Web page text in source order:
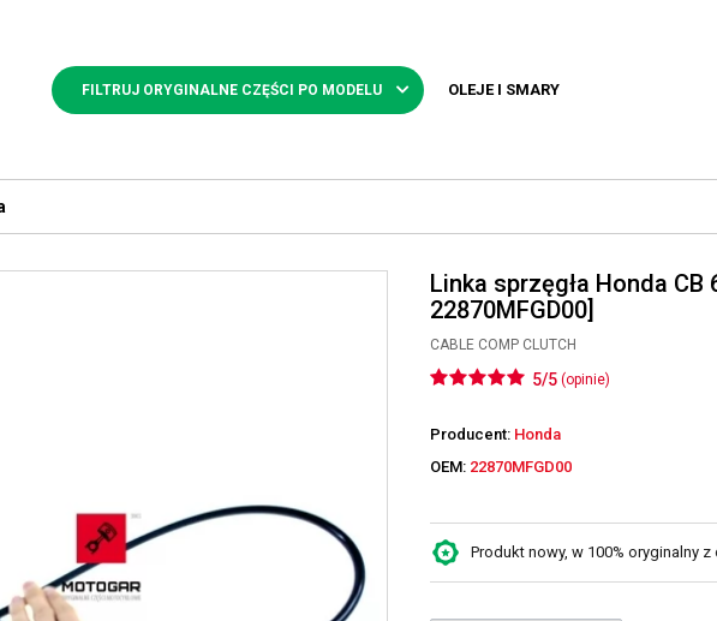
FILTRUJ ORYGINALNE CZĘŚCI PO MODELU OLEJE I SMARY
Linka sprzęgła Honda CB
22870MFGD00]
CABLE COMP CLUTCH
5/5 (opinie)
Producent: Honda
OEM: 22870MFGD00
Produkt nowy, w 100% oryginalny